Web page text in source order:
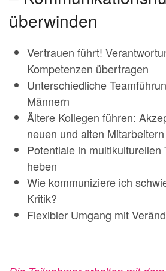
überwinden
Vertrauen führt!
Kompetenzen übertragen
Unterschiedliche
Männern
Ältere Kollegen führen:
neuen und alten
Potentiale in multikulturellen
heben
Wie kommuniziere ich
Kritik?
Flexibler Umgang mit